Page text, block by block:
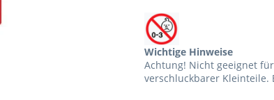
Wichtige Hinweise
Achtung! Nicht geeignet
verschluckbarer Kleinteile.